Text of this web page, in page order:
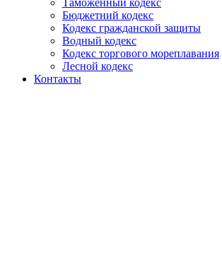
Таможенный кодекс
Бюджетний кодекс
Кодекс гражданской защиты
Водный кодекс
Кодекс торгового мореплавания
Лесной кодекс
Контакты